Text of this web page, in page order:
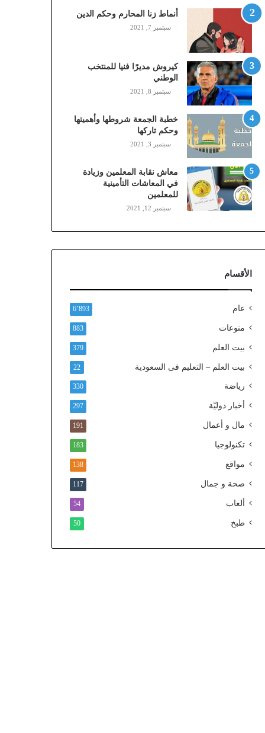
,
م
ا
ي
ل
ي
،
ز
ي
ن
)
ع
ب
ر
ا
ن
ذ
و
ن
ي
ل
م
ح
أنماط زنا المحارم وحكم الدين
سبتمبر 7, 2021
كيروش مديرًا فنيا للمنتخب
الوطني
سبتمبر 8, 2021
خطبة الجمعة شروطها وأهميتها
وحكم تاركها
سبتمبر 3, 2021
معاش نقابة المعلمين وزيادة
في المعاشات التأمينية
للمعلمين
سبتمبر 12, 2021
الأقسام
عام 6٬893
منوعات 883
بيت العلم 379
بيت العلم – التعليم فى السعودية 22
رياضة 330
أخبار دوليّة 297
مال و أعمال 191
تكنولوجيا 183
مواقع 138
صحة و جمال 117
ألعاب 54
طبخ 50